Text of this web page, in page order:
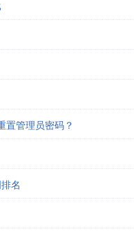
置管理员密码？
名